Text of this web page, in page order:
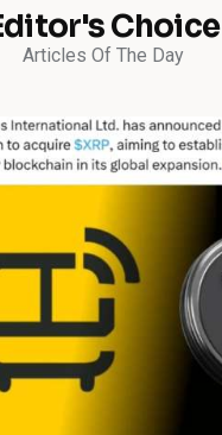
Choice
Articles Of The Day